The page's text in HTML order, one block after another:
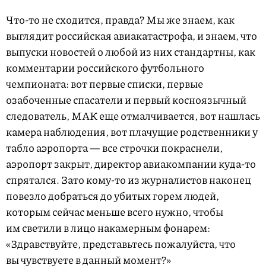
Что-то не сходится, правда? Мы же знаем, как
выглядит российская авиакатастрофа, и знаем, что
выпуски новостей о любой из них стандартны, как
комментарии российского футбольного
чемпионата: вот первые списки, первые
озабоченные спасатели и первый косноязычный
следователь, МАК еще отмалчивается, вот нашлась
камера наблюдения, вот плачущие родственники у
табло аэропорта — все строчки покраснели,
аэропорт закрыт, директор авиакомпании куда-то
спрятался. Зато кому-то из журналистов наконец
повезло добраться до убитых горем людей,
которым сейчас меньше всего нужно, чтобы
им светили в лицо накамерным фонарем:
«Здравствуйте, представьтесь пожалуйста, что
вы чувствуете в данный момент?»